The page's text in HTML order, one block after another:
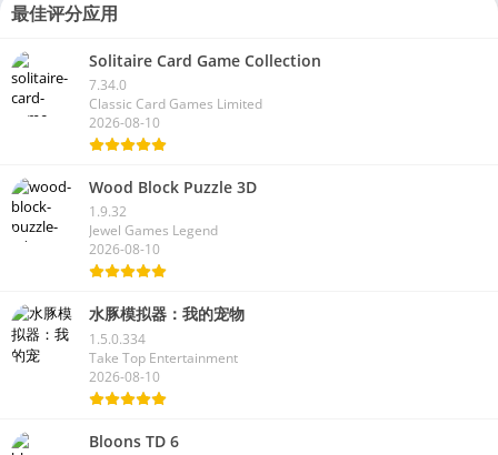
最佳评分应用
Solitaire Card Game Collection
7.34.0
Classic Card Games Limited
2026-08-10
Wood Block Puzzle 3D
1.9.32
Jewel Games Legend
2026-08-10
水豚模拟器：我的宠物
1.5.0.334
Take Top Entertainment
2026-08-10
Bloons TD 6